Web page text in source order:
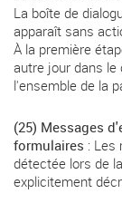
La boîte de
apparaît sans
À la première
autre jour dans
l'ensemble de la
(25) Messages
formulaires : Les
détectée lors de
explicitement